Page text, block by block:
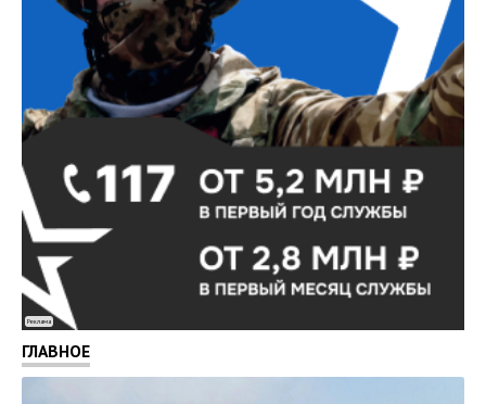
Реклама
ГЛАВНОЕ